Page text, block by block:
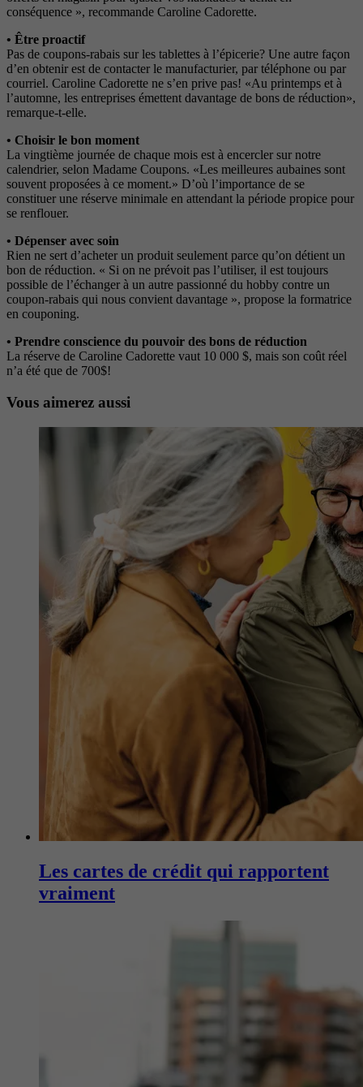
conséquence », recommande Caroline Cadorette.
• Être proactif
Pas de coupons-rabais sur les tablettes à l’épicerie? Une autre façon
d’en obtenir est de contacter le manufacturier, par téléphone ou par
courriel. Caroline Cadorette ne s’en prive pas! «Au printemps et à
l’automne, les entreprises émettent davantage de bons de réduction»,
remarque-t-elle.
• Choisir le bon moment
La vingtième journée de chaque mois est à encercler sur notre
calendrier, selon Madame Coupons. «Les meilleures aubaines sont
souvent proposées à ce moment.» D’où l’importance de se
constituer une réserve minimale en attendant la période propice pour
se renflouer.
• Dépenser avec soin
Rien ne sert d’acheter un produit seulement parce qu’on détient un
bon de réduction. « Si on ne prévoit pas l’utiliser, il est toujours
possible de l’échanger à un autre passionné du hobby contre un
coupon-rabais qui nous convient davantage », propose la formatrice
en couponing.
• Prendre conscience du pouvoir des bons de réduction
La réserve de Caroline Cadorette vaut 10 000 $, mais son coût réel
n’a été que de 700$!
Vous aimerez aussi
Les cartes de crédit qui rapportent
vraiment